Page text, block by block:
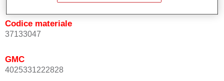
Codice materiale
37133047
GMC
4025331222828